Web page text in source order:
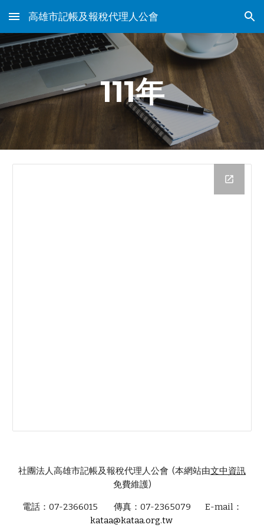
Skip to main content Skip to navigation
高雄市記帳及報稅代理人公會
111年
社團法人高雄市記帳及報稅代理人公會 (本網站由文中資訊
免費維護)
電話：07-2366015 傳真：07-2365079 E-mail：
kataa@kataa.org.tw